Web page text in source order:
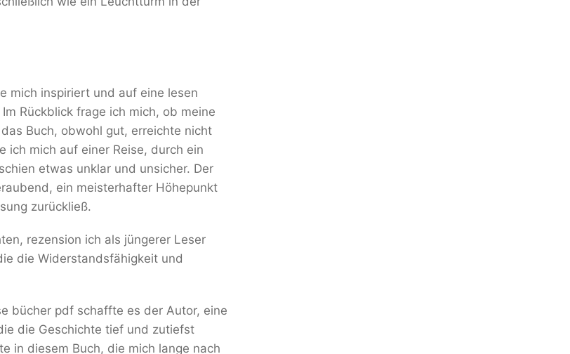
mich inspiriert und auf eine lesen
Rückblick frage ich mich, ob meine
Buch, obwohl gut, erreichte nicht
mich auf einer Reise, durch ein
etwas unklar und unsicher. Der
ein meisterhafter Höhepunkt
zurückließ.
rezension ich als jüngerer Leser
die Widerstandsfähigkeit und
bücher pdf schaffte es der Autor, eine
die Geschichte tief und zutiefst
in diesem Buch, die mich lange nach